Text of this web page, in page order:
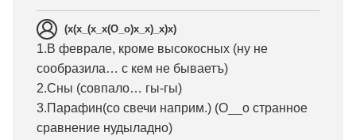
(x(x_(x_x(О_о)x_x)_x)x)
1.В феврале, кроме высокосных (ну не
сообразила… с кем не бываетъ)
2.Сны (совпало… гы-гы)
3.Парафин(со свечи наприм.) (О__о странное
сравнение нудыладно)